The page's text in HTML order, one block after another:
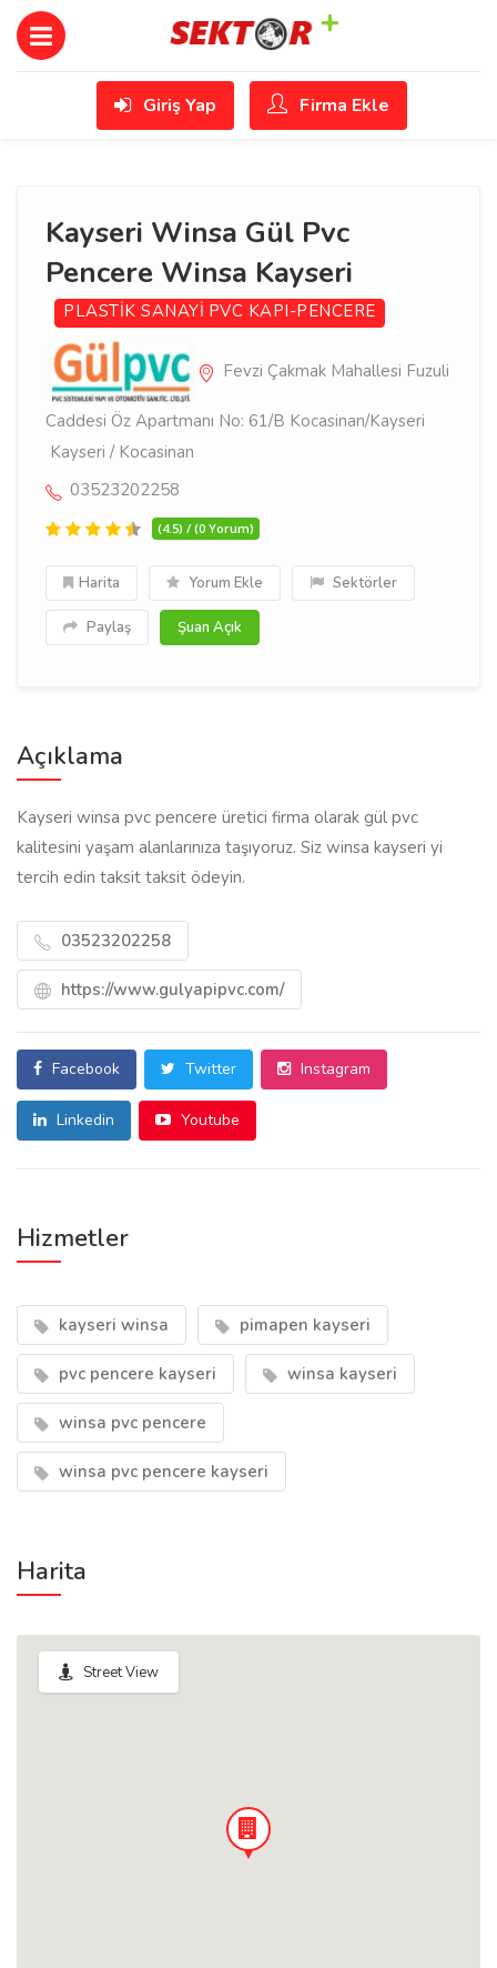
Giriş Yap Firma Ekle
Kayseri Winsa Gül Pvc
Pencere Winsa Kayseri
PLASTİK SANAYİ PVC KAPI-PENCERE
Fevzi Çakmak Mahallesi Fuzuli
Caddesi Öz Apartmanı No: 61/B Kocasinan/Kayseri
Kayseri / Kocasinan
03523202258
(4.5) / (0 Yorum)
Harita Yorum Ekle Sektörler
Paylaş Şuan Açık
Açıklama
Kayseri winsa pvc pencere üretici firma olarak gül pvc
kalitesini yaşam alanlarınıza taşıyoruz. Siz winsa kayseri yi
tercih edin taksit taksit ödeyin.
03523202258
https://www.gulyapipvc.com/
Facebook Twitter Instagram
Linkedin Youtube
Hizmetler
kayseri winsa pimapen kayseri
pvc pencere kayseri winsa kayseri
winsa pvc pencere
winsa pvc pencere kayseri
Harita
Street View